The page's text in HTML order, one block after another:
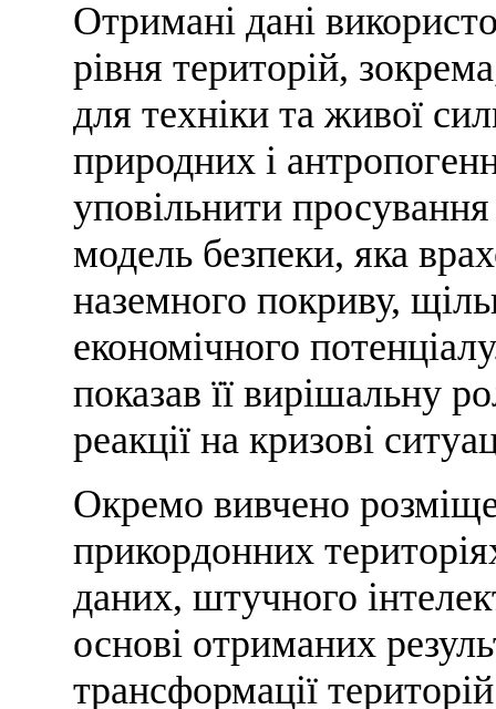
Отримані дані
рівня територій,
для техніки та живої
природних і
уповільнити
модель безпеки, яка
наземного покриву,
економічного
показав її вирішальну
реакції на кризові
Окремо вивчено
прикордонних
даних, штучного
основі отриманих
трансформації